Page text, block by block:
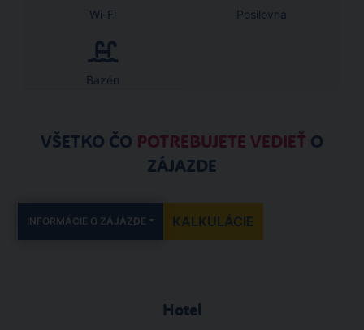
Wi-Fi Posilovna
Bazén
VŠETKO ČO POTREBUJETE VEDIEŤ O
ZÁJAZDE
INFORMÁCIE O ZÁJAZDE KALKULÁCIE
Hotel